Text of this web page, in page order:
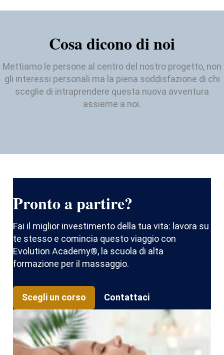
Cosa dicono di noi
Mettiamo le persone al centro del nostro progetto, non
gli interessi personali ma la piena soddisfazione di chi
sceglie di intraprendere questa nuova avventura
assieme a noi.
Pronto a partire?
Fai il miglior investimento della tua vita: lavora su
te stesso e comincia questo viaggio con
Evolution Academy®, la scuola di alta
formazione per il massaggio.
Scegli un corso Contattaci